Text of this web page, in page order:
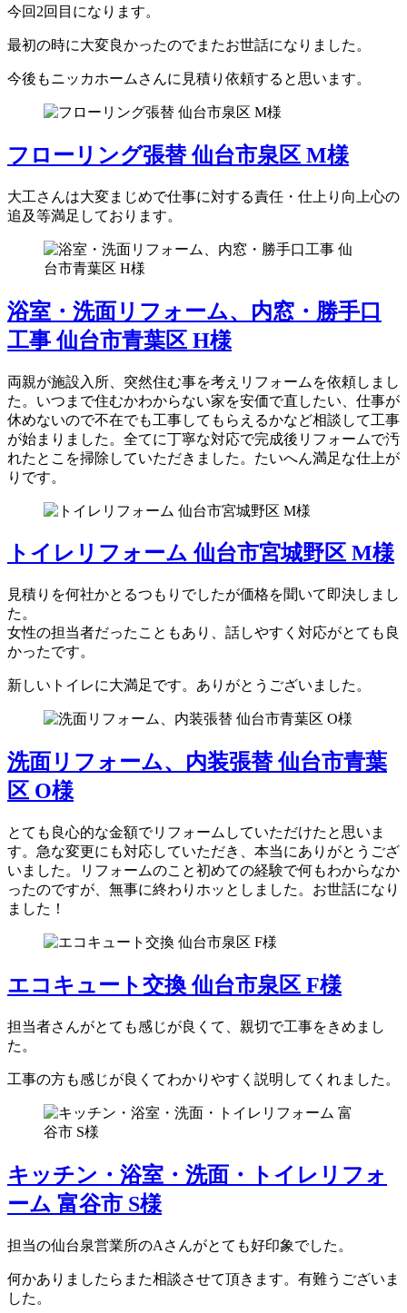
今回2回目になります。
最初の時に大変良かったのでまたお世話になりました。
今後もニッカホームさんに見積り依頼すると思います。
フローリング張替 仙台市泉区 M様
大工さんは大変まじめで仕事に対する責任・仕上り向上心の
追及等満足しております。
浴室・洗面リフォーム、内窓・勝手口
工事 仙台市青葉区 H様
両親が施設入所、突然住む事を考えリフォームを依頼しまし
た。いつまで住むかわからない家を安価で直したい、仕事が
休めないので不在でも工事してもらえるかなど相談して工事
が始まりました。全てに丁寧な対応で完成後リフォームで汚
れたとこを掃除していただきました。たいへん満足な仕上が
りです。
トイレリフォーム 仙台市宮城野区 M様
見積りを何社かとるつもりでしたが価格を聞いて即決しまし
た。
女性の担当者だったこともあり、話しやすく対応がとても良
かったです。
新しいトイレに大満足です。ありがとうございました。
洗面リフォーム、内装張替 仙台市青葉
区 O様
とても良心的な金額でリフォームしていただけたと思いま
す。急な変更にも対応していただき、本当にありがとうござ
いました。リフォームのこと初めての経験で何もわからなか
ったのですが、無事に終わりホッとしました。お世話になり
ました！
エコキュート交換 仙台市泉区 F様
担当者さんがとても感じが良くて、親切で工事をきめまし
た。
工事の方も感じが良くてわかりやすく説明してくれました。
キッチン・浴室・洗面・トイレリフォ
ーム 富谷市 S様
担当の仙台泉営業所のAさんがとても好印象でした。
何かありましたらまた相談させて頂きます。有難うございま
した。